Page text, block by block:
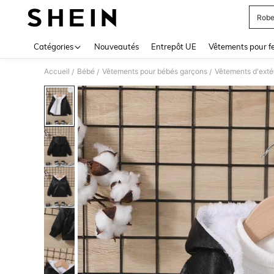
Catégories Nouveautés Entrepôt UE Vêtements pour
Accueil / Bébé / Vêtements pour bébés garçons / Vêtements